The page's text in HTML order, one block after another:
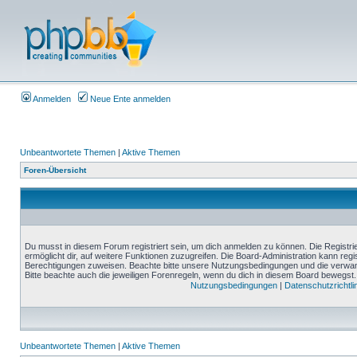
Anmelden Neue Ente anmelden
Unbeantwortete Themen | Aktive Themen
Foren-Übersicht
Du musst in diesem Forum registriert sein, um dich anmelden zu können. Die
ermöglicht dir, auf weitere Funktionen zuzugreifen. Die Board-Administration kann
Berechtigungen zuweisen. Beachte bitte unsere Nutzungsbedingungen und die
Bitte beachte auch die jeweiligen Forenregeln, wenn du dich in diesem Board bewegst.
Nutzungsbedingungen |
Unbeantwortete Themen | Aktive Themen